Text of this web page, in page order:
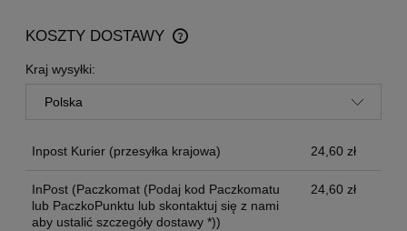
KOSZTY DOSTAWY
CENA NIE ZAWIERA EWENTUALNYCH KOSZTÓW
PŁATNOŚCI
Kraj wysyłki:
Inpost Kurier (przesyłka krajowa) 24,60 zł
InPost (Paczkomat (Podaj kod Paczkomatu
lub PaczkoPunktu lub skontaktuj się z nami
aby ustalić szczegóły dostawy *))
24,60 zł